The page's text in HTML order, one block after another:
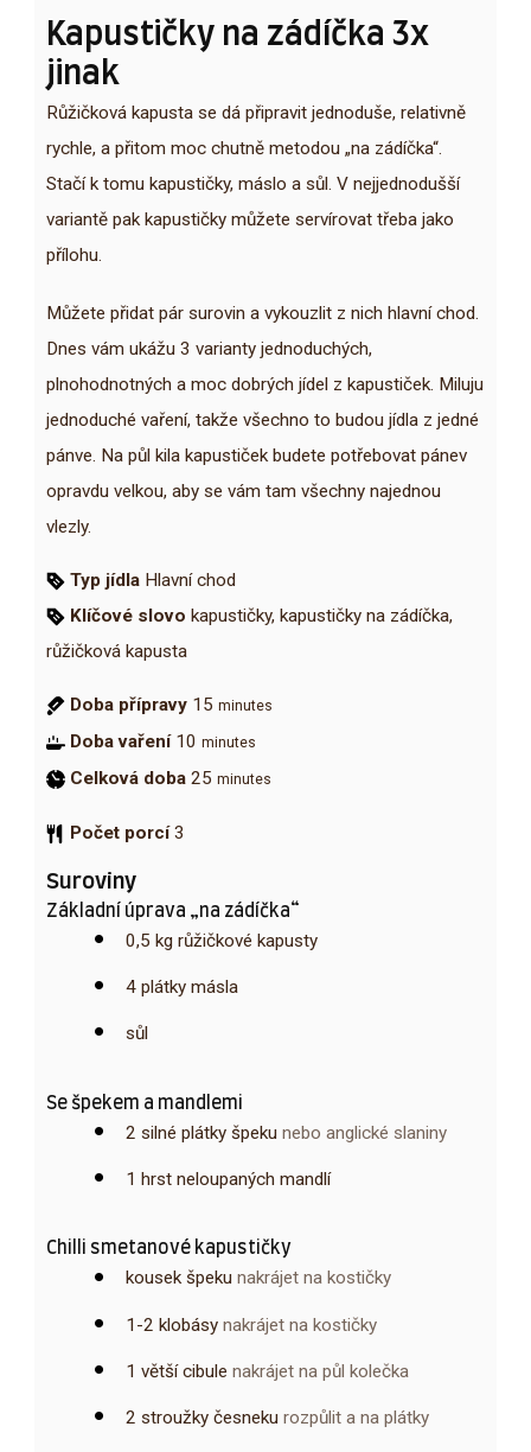
Kapustičky na zádíčka 3x
jinak
Růžičková kapusta se dá připravit jednoduše, relativně
rychle, a přitom moc chutně metodou „na zádíčka“.
Stačí k tomu kapustičky, máslo a sůl. V nejjednodušší
variantě pak kapustičky můžete servírovat třeba jako
přílohu.
Můžete přidat pár surovin a vykouzlit z nich hlavní chod.
Dnes vám ukážu 3 varianty jednoduchých,
plnohodnotných a moc dobrých jídel z kapustiček. Miluju
jednoduché vaření, takže všechno to budou jídla z jedné
pánve. Na půl kila kapustiček budete potřebovat pánev
opravdu velkou, aby se vám tam všechny najednou
vlezly.
Typ jídla Hlavní chod
Klíčové slovo kapustičky, kapustičky na zádíčka,
růžičková kapusta
Doba přípravy 15 minutes
Doba vaření 10 minutes
Celková doba 25 minutes
Počet porcí 3
Suroviny
Základní úprava „na zádíčka“
0,5 kg růžičkové kapusty
4 plátky másla
sůl
Se špekem a mandlemi
2 silné plátky špeku nebo anglické slaniny
1 hrst neloupaných mandlí
Chilli smetanové kapustičky
kousek špeku nakrájet na kostičky
1-2 klobásy nakrájet na kostičky
1 větší cibule nakrájet na půl kolečka
2 stroužky česneku rozpůlit a na plátky